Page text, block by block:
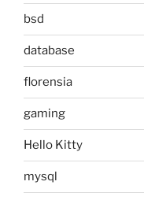
bsd
database
florensia
gaming
Hello Kitty
mysql